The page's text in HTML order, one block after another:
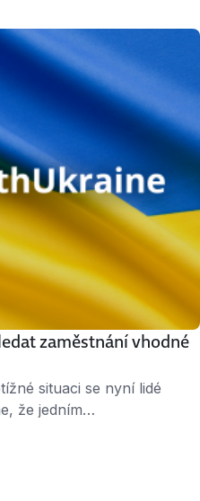
Valášková dlouho pracuje
vám poradí, co
firmy začaly zvát na
zaměstnání vhodné
situaci se nyní lidé
že jedním
úkol co nejvíce usnadnit.